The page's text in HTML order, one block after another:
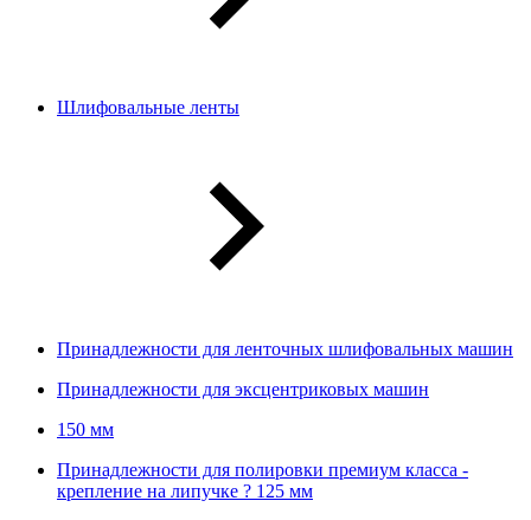
Шлифовальные ленты
Принадлежности для ленточных шлифовальных машин
Принадлежности для эксцентриковых машин
150 мм
Принадлежности для полировки премиум класса -
крепление на липучке ? 125 мм